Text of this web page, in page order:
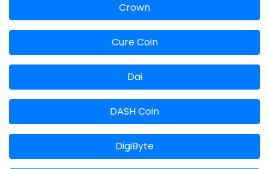
Crown
Cure Coin
Dai
DASH Coin
DigiByte